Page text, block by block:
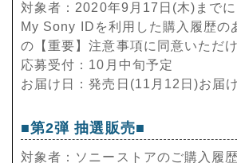
対象者：2020年9月17日(木)まで
My Sony IDを利用した購入履歴の
の【重要】注意事項に同意いただ
応募受付：10月中旬予定
お届け日：発売日(11月12日)お届
■第2弾 抽選販売■
対象者：ソニーストアのご購入履